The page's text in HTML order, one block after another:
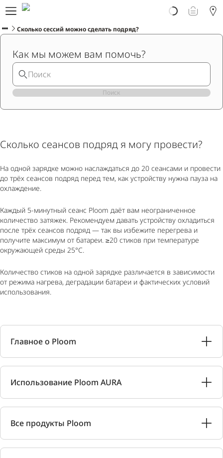
Про Ploom Aura
Заказать онлайн
Помощь и поддержка
Сколько сессий можно сделать подряд?
Как мы можем вам помочь?
Поиск
Сколько сеансов подряд я могу провести?
На одной зарядке можно наслаждаться до 20 сеансами и провести
до трёх сеансов подряд перед тем, как устройству нужна пауза на
охлаждение.
Каждый 5-минутный сеанс Ploom даёт вам неограниченное
количество затяжек. Рекомендуем давать устройству охладиться
после трёх сеансов подряд — так вы избежите перегрева и
получите максимум от батареи. ≥20 стиков при температуре
окружающей среды 25°C.
Количество стиков на одной зарядке различается в зависимости
от режима нагрева, деградации батареи и фактических условий
использования.
Главное о Ploom
Использование Ploom AURA
Все продукты Ploom